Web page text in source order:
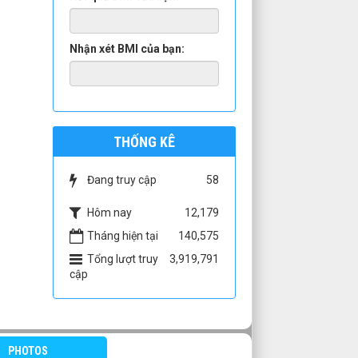
Nhận xét BMI của bạn:
THỐNG KÊ
Đang truy cập 58
Hôm nay
12,179
Tháng hiện tại
140,575
Tổng lượt truy
cập
3,919,791
PHOTOS